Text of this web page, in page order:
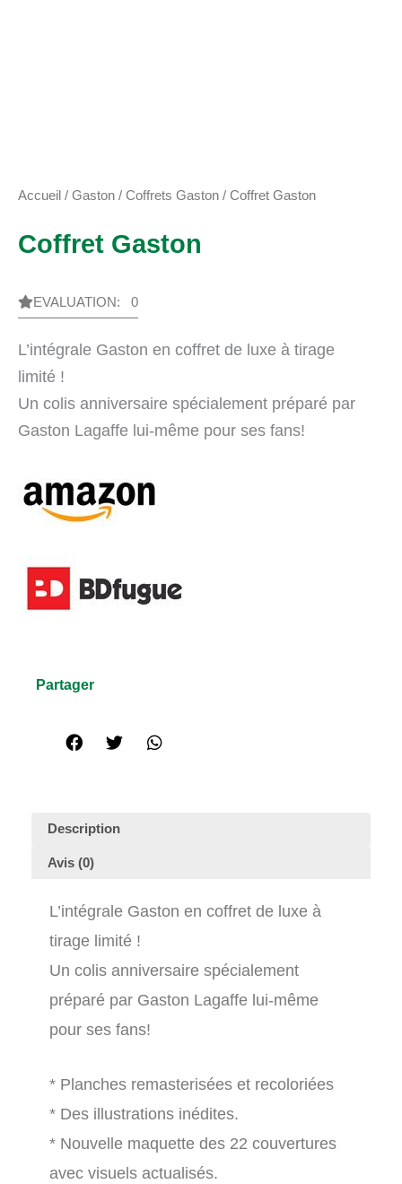
Accueil / Gaston / Coffrets Gaston / Coffret Gaston
Coffret Gaston
EVALUATION: 0
L’intégrale Gaston en coffret de luxe à tirage
limité !
Un colis anniversaire spécialement préparé par
Gaston Lagaffe lui-même pour ses fans!
Partager
Description
Avis (0)
L’intégrale Gaston en coffret de luxe à
tirage limité !
Un colis anniversaire spécialement
préparé par Gaston Lagaffe lui-même
pour ses fans!
* Planches remasterisées et recoloriées
* Des illustrations inédites.
* Nouvelle maquette des 22 couvertures
avec visuels actualisés.